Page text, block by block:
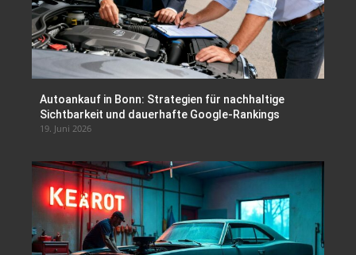
Autoankauf in Bonn: Strategien für nachhaltige
Sichtbarkeit und dauerhafte Google-Rankings
19. Juni 2026